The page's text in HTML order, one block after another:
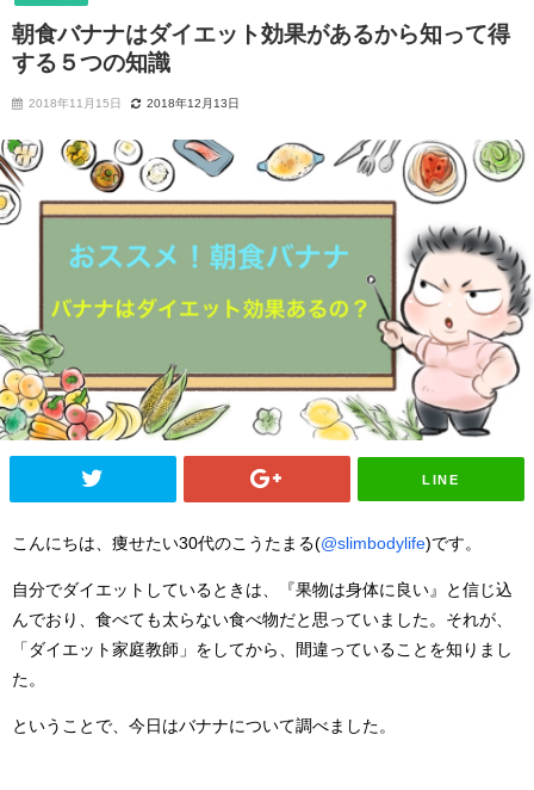
朝食バナナはダイエット効果があるから知って得
する５つの知識
2018年11月15日 2018年12月13日
LINE
こんにちは、痩せたい30代のこうたまる(@slimbodylife)です。
自分でダイエットしているときは、『果物は身体に良い』と信じ込
んでおり、食べても太らない食べ物だと思っていました。それが、
「ダイエット家庭教師」をしてから、間違っていることを知りまし
た。
ということで、今日はバナナについて調べました。